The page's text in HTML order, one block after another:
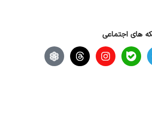
های اجتماعی